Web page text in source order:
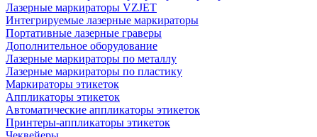
Лазерные маркираторы VZJET
Интегрируемые лазерные маркираторы
Портативные лазерные граверы
Дополнительное оборудование
Лазерные маркираторы по металлу
Лазерные маркираторы по пластику
Маркираторы этикеток
Аппликаторы этикеток
Автоматические аппликаторы этикеток
Принтеры-аппликаторы этикеток